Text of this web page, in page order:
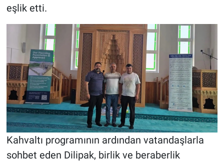
eşlik etti.
Kahvaltı programının ardından vatandaşlarla
sohbet eden Dilipak, birlik ve beraberlik